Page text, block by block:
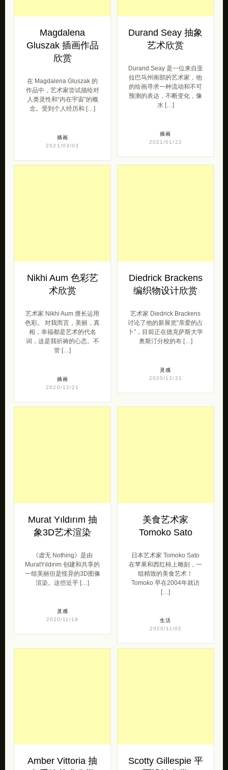
Magdalena
Gluszak 插画作品
欣赏
在 Magdalena Gluszak 的
作品中，艺术家尝试描绘对
人类灵性和“内在宇宙”的概
念。受到个人经历和 […]
插画
2021/03/03
Durand Seay 抽象
艺术欣赏
Durand Seay 是一位来自亚
拉巴马州南部的艺术家，他
的绘画寻求一种流动和不可
预测的表达，不断变化，像
水 […]
插画
2021/01/22
Nikhi Aum 色彩艺
术欣赏
艺术家 Nikhi Aum 擅长运用
色彩。 对我而言，美丽，真
相，幸福都是艺术的代名
词，这是我祈祷的心态。不
管 […]
插画
2020/12/21
Diedrick Brackens
编织物设计欣赏
艺术家 Diedrick Brackens
讨论了他的新展览“亲爱的占
卜”，目前正在德克萨斯大学
奥斯汀分校的布 […]
灵感
2020/12/21
Murat Yıldırım 抽
象3D艺术渲染
《虚无 Nothing》是由
MuratYıldırım 创建和共享的
一组美丽但是怪异的3D图像
渲染。这些近乎 […]
灵感
2020/11/18
美食艺术家
Tomoko Sato
日本艺术家 Tomoko Sato
在苹果和西红柿上雕刻，一
组精致的美食艺术！
Tomoko 早在2004年就访
[…]
生活
2020/11/02
Amber Vittoria 抽
Scotty Gillespie 平